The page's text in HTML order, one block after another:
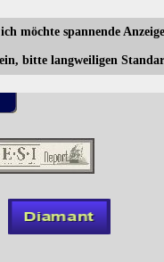
möchte spannende
bitte langweiligen